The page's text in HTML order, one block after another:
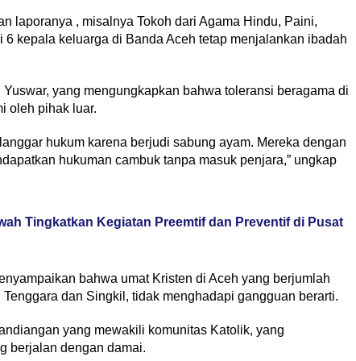
laporanya , misalnya Tokoh dari Agama Hindu, Paini,
kepala keluarga di Banda Aceh tetap menjalankan ibadah
yang mengungkapkan bahwa toleransi beragama di
oleh pihak luar.
hukum karena berjudi sabung ayam. Mereka dengan
hukuman cambuk tanpa masuk penjara,” ungkap
Tingkatkan Kegiatan Preemtif dan Preventif di Pusat
bahwa umat Kristen di Aceh yang berjumlah
dan Singkil, tidak menghadapi gangguan berarti.
yang mewakili komunitas Katolik, yang
berjalan dengan damai.